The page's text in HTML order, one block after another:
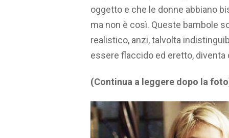
oggetto e che le donne abbiano
ma non è così. Queste bambole
realistico, anzi, talvolta
essere flaccido ed eretto, diventa
(Continua a leggere dopo la